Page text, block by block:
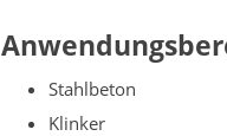
Stahlbeton
Klinker